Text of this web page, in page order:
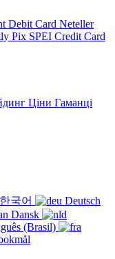
Debit Card Neteller
Pix SPEI Credit Card
Ціни Гаманці
국어
Deutsch
Dansk
(Brasil)